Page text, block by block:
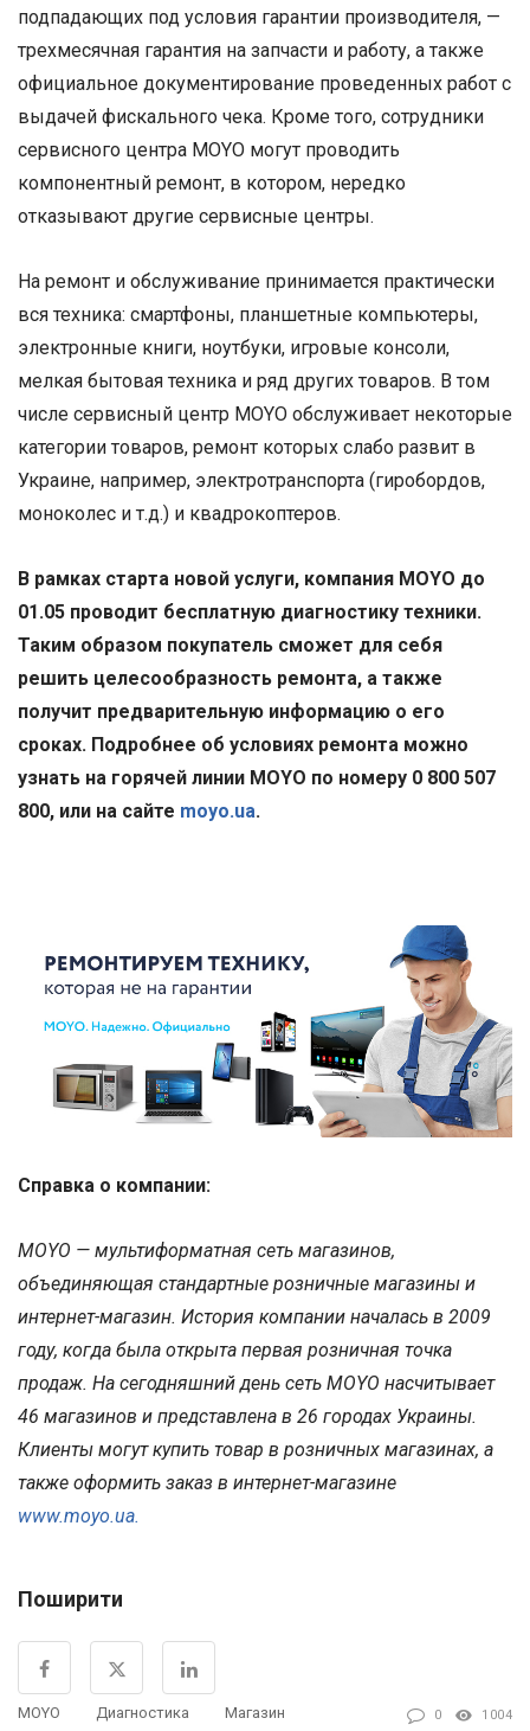
подпадающих под условия гарантии производителя, —
трехмесячная гарантия на запчасти и работу, а также
официальное документирование проведенных работ с
выдачей фискального чека. Кроме того, сотрудники
сервисного центра MOYO могут проводить
компонентный ремонт, в котором, нередко
отказывают другие сервисные центры.
На ремонт и обслуживание принимается практически
вся техника: смартфоны, планшетные компьютеры,
электронные книги, ноутбуки, игровые консоли,
мелкая бытовая техника и ряд других товаров. В том
числе сервисный центр MOYO обслуживает некоторые
категории товаров, ремонт которых слабо развит в
Украине, например, электротранспорта (гиробордов,
моноколес и т.д.) и квадрокоптеров.
В рамках старта новой услуги, компания MOYO до
01.05 проводит бесплатную диагностику техники.
Таким образом покупатель сможет для себя
решить целесообразность ремонта, а также
получит предварительную информацию о его
сроках. Подробнее об условиях ремонта можно
узнать на горячей линии MOYO по номеру 0 800 507
800, или на сайте moyo.ua.
Справка о компании:
MOYO — мультиформатная сеть магазинов,
объединяющая стандартные розничные магазины и
интернет-магазин. История компании началась в 2009
году, когда была открыта первая розничная точка
продаж. На сегодняшний день сеть MOYO насчитывает
46 магазинов и представлена в 26 городах Украины.
Клиенты могут купить товар в розничных магазинах, а
также оформить заказ в интернет-магазине
www.moyo.ua.
Поширити
MOYO Диагностика
Магазин
0 1004